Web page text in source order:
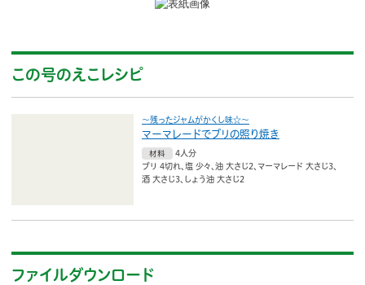
発行物
エコメイト・京エコサポーターの方
この号のえこレシピ
〜残ったジャムがかくし味☆〜
マーマレードでブリの照り焼き
材料
4人分
ブリ 4切れ
塩 少々 油 大さじ2 マーマレード 大さじ3
酒 大さじ3 しょう油 大さじ2
ファイルダウンロード